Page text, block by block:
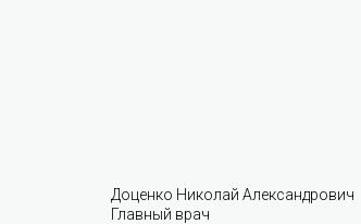
Доценко Николай Александрович
Главный врач